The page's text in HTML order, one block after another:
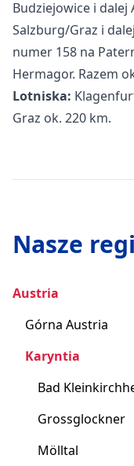
Budziejowice i dalej
Salzburg/Graz i
numer 158 na
Hermagor. Razem
Lotniska:
Graz ok. 220 km.
Nasze
Austria
Górna Austria
Karyntia
Bad
Grossglockner
Mölltal